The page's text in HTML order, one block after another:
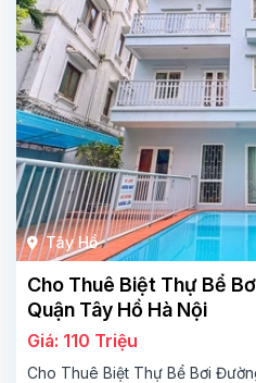
Tây Hồ
Cho Thuê Biệt Thự Bể
Quận Tây Hồ Hà Nội
Giá: 110 Triệu
Cho Thuê Biệt Thự Bể Bơi